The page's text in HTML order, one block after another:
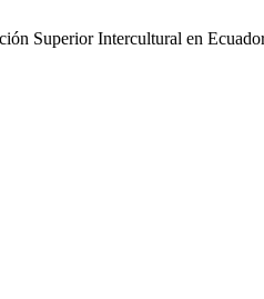
Superior Intercultural en